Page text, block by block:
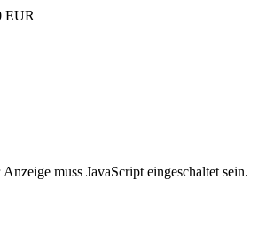
EUR
muss JavaScript eingeschaltet sein.